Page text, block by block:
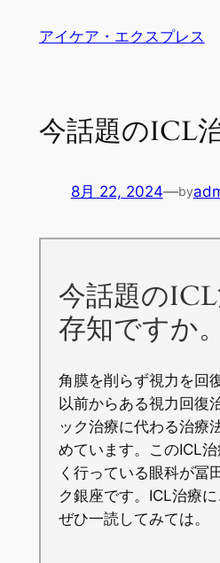
アイケア・エクスプレス
今話題のICL
8月 22, 2024—by
今話題の
存知ですか。
角膜を削らず視力を回
以前からある視力回復
ック治療に代わる治療
めています。このICL
く行っている眼科が冨
ク銀座です。ICL治療
ぜひ一読してみては。